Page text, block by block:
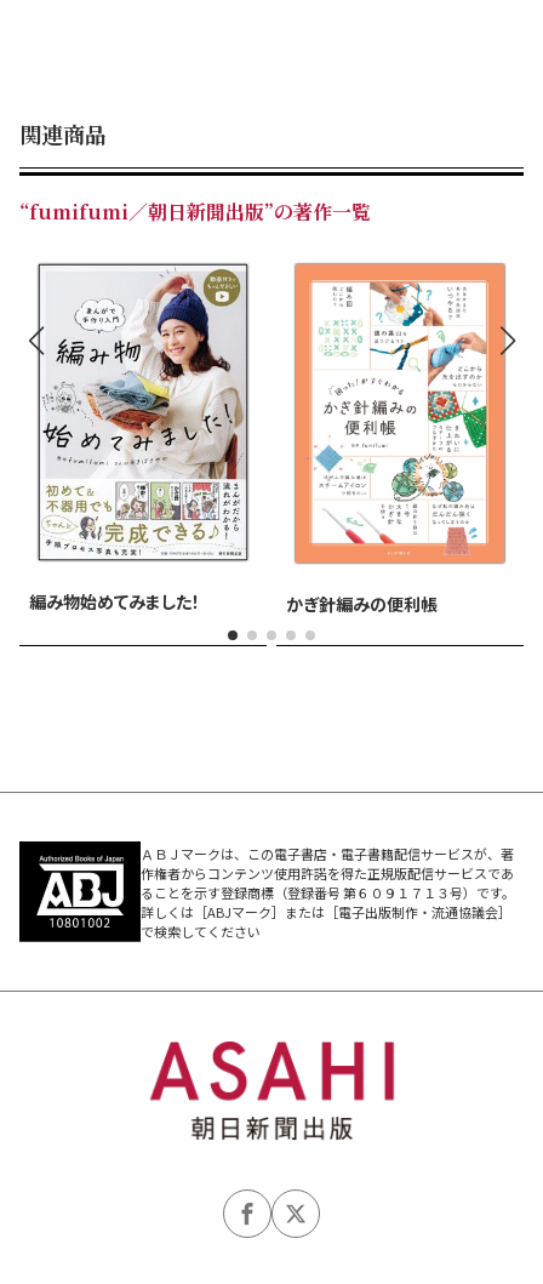
関連商品
“fumifumi／朝日新聞出版”の著作一覧
編み物始めてみました！ かぎ針編みの便利帳
ＡＢＪマークは、この電子書店・電子書籍配信サービスが、著
作権者からコンテンツ使用許諾を得た正規版配信サービスであ
ることを示す登録商標（登録番号 第６０９１７１３号）です。
詳しくは［ABJマーク］または［電子出版制作・流通協議会］
で検索してください